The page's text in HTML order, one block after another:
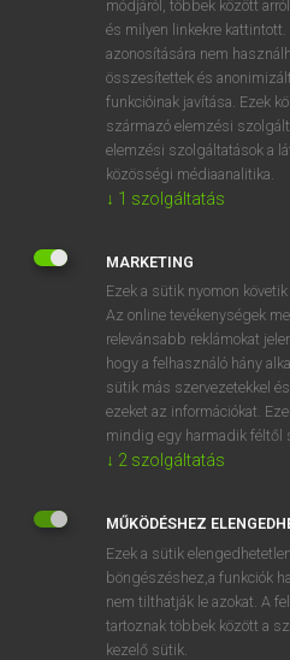
power
⚲ hatalmasságkeresése
hatalmaskodás
hatalmaskodik
hatalmaskodó
hatalmasság
hatalom
hatalomátadás
hatalomátvétel
módjáról, többek között
és milyen linkekre
azonosítására nem
összesítettek és
funkcióinak javítása. Ezek
származó elemzési
elemzési szolgáltatások a
közösségi médiaanalitika.
↓ 1 szolgáltatás
MARKETING
Ezek a sütik nyomon
Az online tevékenységek
relevánsabb reklámokat
hogy a felhasználó hány
sütik más szervezetekkel
ezeket az információkat.
mindig egy harmadik féltől
↓ 2 szolgáltatás
MŰKÖDÉSHEZ
Ezek a sütik
böngészéshez,a funkciók
nem tilthatják le azokat. A
tartoznak többek között a
kezelő sütik.